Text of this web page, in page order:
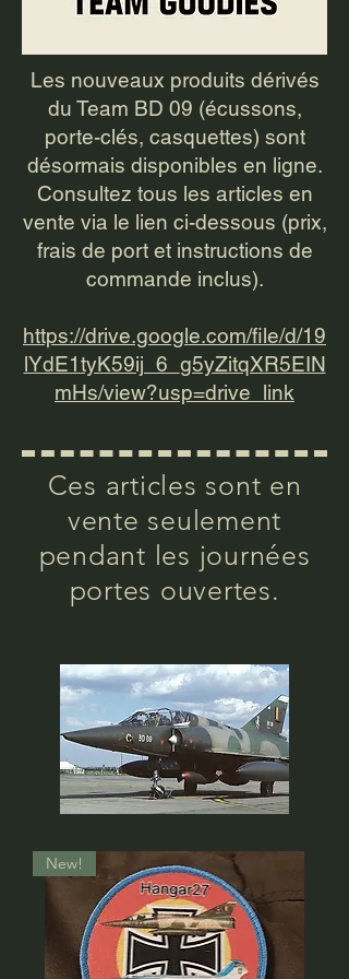
Les nouveaux produits dérivés
du Team BD 09 (écussons,
porte-clés, casquettes) sont
désormais disponibles en ligne.
Consultez tous les articles en
vente via le lien ci-dessous (prix,
frais de port et instructions de
commande inclus).
https://drive.google.com/file/d/19
lYdE1tyK59ij_6_g5yZitqXR5EIN
mHs/view?usp=drive_link
Ces articles sont en
vente seulement
pendant les journées
portes ouvertes.
New!